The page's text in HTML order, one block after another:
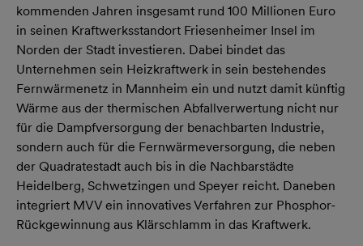
kommenden Jahren insgesamt rund 100 Millionen Euro
in seinen Kraftwerksstandort Friesenheimer Insel im
Norden der Stadt investieren. Dabei bindet das
Unternehmen sein Heizkraftwerk in sein bestehendes
Fernwärmenetz in Mannheim ein und nutzt damit künftig
Wärme aus der thermischen Abfallverwertung nicht nur
für die Dampfversorgung der benachbarten Industrie,
sondern auch für die Fernwärmeversorgung, die neben
der Quadratestadt auch bis in die Nachbarstädte
Heidelberg, Schwetzingen und Speyer reicht. Daneben
integriert MVV ein innovatives Verfahren zur Phosphor-
Rückgewinnung aus Klärschlamm in das Kraftwerk.